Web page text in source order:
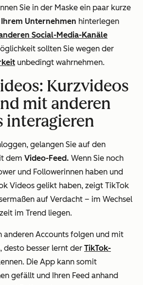
Sie in der Maske ein paar kurze
Unternehmen hinterlegen
Social-Media-Kanäle
sollten Sie wegen der
unbedingt wahrnehmen.
Kurzvideos
mit anderen
interagieren
gelangen Sie auf den
dem Video-Feed. Wenn Sie noch
und Followerinnen haben und
Videos gelikt haben, zeigt TikTok
auf Verdacht – im Wechsel
im Trend liegen.
anderen Accounts folgen und mit
desto besser lernt der TikTok-
Die App kann somit
gefällt und Ihren Feed anhand